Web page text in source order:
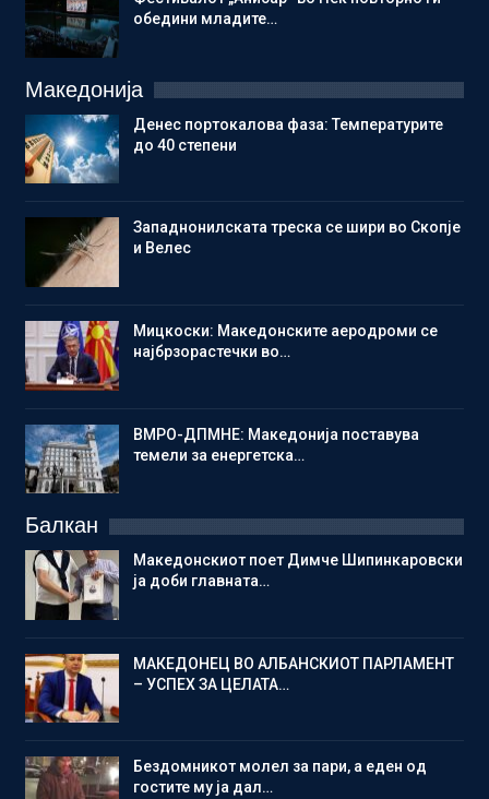
обедини младите…
Македонија
Денес портокалова фаза: Температурите
до 40 степени
Западнонилската треска се шири во Скопје
и Велес
Мицкоски: Македонските аеродроми се
најбрзорастечки во…
ВМРО-ДПМНЕ: Македонија поставува
темели за енергетска…
Балкан
Македонскиот поет Димче Шипинкаровски
ја доби главната…
МАКЕДОНЕЦ ВО АЛБАНСКИОТ ПАРЛАМЕНТ
– УСПЕХ ЗА ЦЕЛАТА…
Бездомникот молел за пари, а еден од
гостите му ја дал…